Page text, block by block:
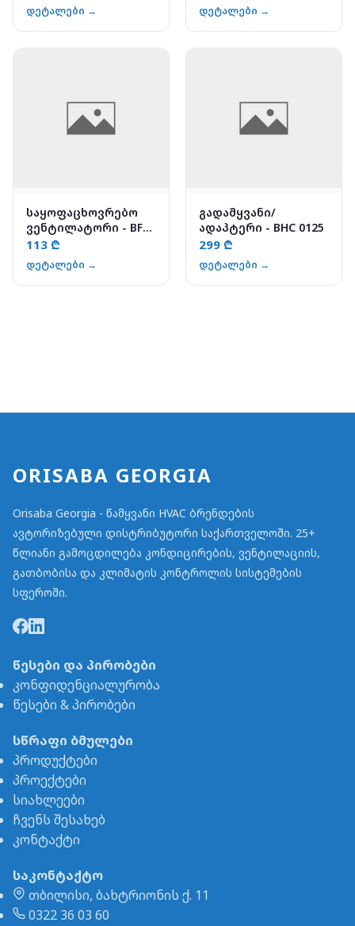
დეტალები → დეტალები →
საყოფაცხოვრებო
ვენტილატორი - BF-
W 150A
113 ₾
დეტალები →
გადამყვანი/
ადაპტერი - BHC 0125
299 ₾
დეტალები →
ORISABA GEORGIA
Orisaba Georgia - წამყვანი HVAC ბრენდების
ავტორიზებული დისტრიბუტორი საქართველოში. 25+
წლიანი გამოცდილება კონდიცირების, ვენტილაციის,
გათბობისა და კლიმატის კონტროლის სისტემების
სფეროში.
წესები და პირობები
კონფიდენციალურობა
წესები & პირობები
სწრაფი ბმულები
პროდუქტები
პროექტები
სიახლეები
ჩვენს შესახებ
კონტაქტი
საკონტაქტო
თბილისი, ბახტრიონის ქ. 11
0322 36 03 60